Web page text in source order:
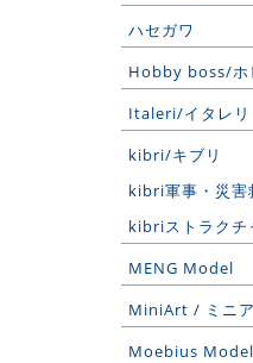
ハセガワ
Hobby boss/ホ
Italeri/イタレリ
kibri/キブリ
kibri軍事・災害
kibriストラクチ
MENG Model
MiniArt / ミニ
Moebius